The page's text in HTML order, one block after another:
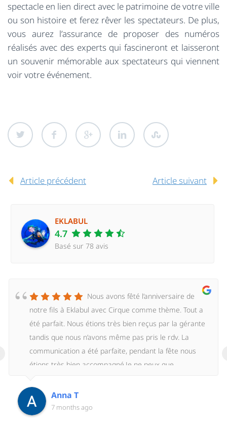
spectacle en lien direct avec le patrimoine de votre ville
ou son histoire et ferez rêver les spectateurs. De plus,
vous aurez l’assurance de proposer des numéros
réalisés avec des experts qui fascineront et laisseront
un souvenir mémorable aux spectateurs qui viennent
voir votre événement.
Article précédent Article suivant
EKLABUL
4.7
Basé sur 78 avis
Nous avons fêté l’anniversaire de
notre fils à Eklabul avec Cirque comme thème. Tout a
été parfait. Nous étions très bien reçus par la gérante
tandis que nous n’avons même pas pris le rdv. La
communication a été parfaite, pendant la fête nous
étions très bien accompagné.Je ne peux que
merci à toute l’équipe!
Anna T
7 months ago